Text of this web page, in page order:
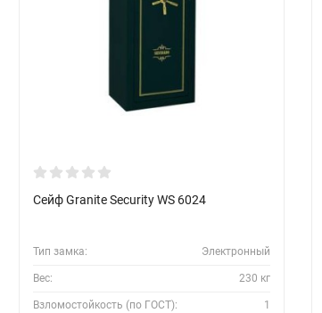
Сейф Granite Security WS 6024
Тип замка: Электронный
Вес: 230 кг
Взломостойкость (по ГОСТ): 1